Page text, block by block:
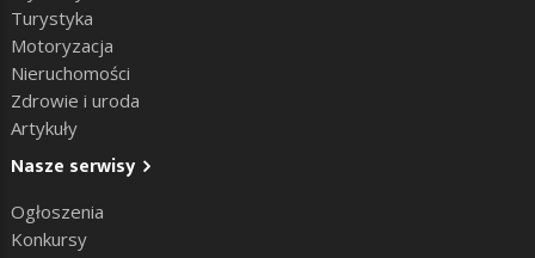
Turystyka
Motoryzacja
Nieruchomości
Zdrowie i uroda
Artykuły
Nasze serwisy
Ogłoszenia
Konkursy